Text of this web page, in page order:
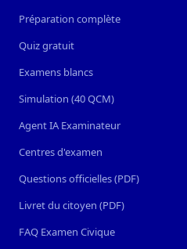
Préparation complète
Quiz gratuit
Examens blancs
Simulation (40 QCM)
Agent IA Examinateur
Centres d'examen
Questions officielles (PDF)
Livret du citoyen (PDF)
FAQ Examen Civique